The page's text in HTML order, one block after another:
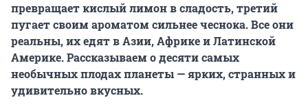
превращает кислый лимон в сладость, третий
пугает своим ароматом сильнее чеснока. Все они
реальны, их едят в Азии, Африке и Латинской
Америке. Рассказываем о десяти самых
необычных плодах планеты — ярких, странных и
удивительно вкусных.